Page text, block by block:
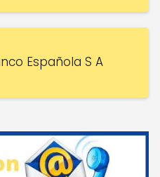
Española S A